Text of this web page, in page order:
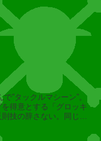
得意とする「グロッキ
技の辞さない。同じく